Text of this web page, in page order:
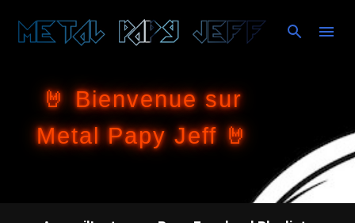
Accéder au contenu principal
🤘 Bienvenue sur
Metal Papy Jeff 🤘